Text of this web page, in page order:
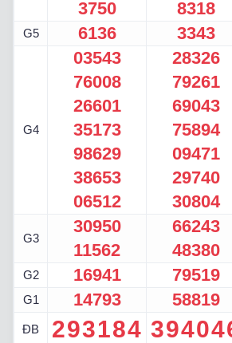
3750 8318
G5 6136 3343
G4
03543
76008
26601
35173
98629
38653
06512
28326
79261
69043
75894
09471
29740
30804
G3
30950
11562
66243
48380
G2 16941 79519
G1 14793 58819
ĐB 293184